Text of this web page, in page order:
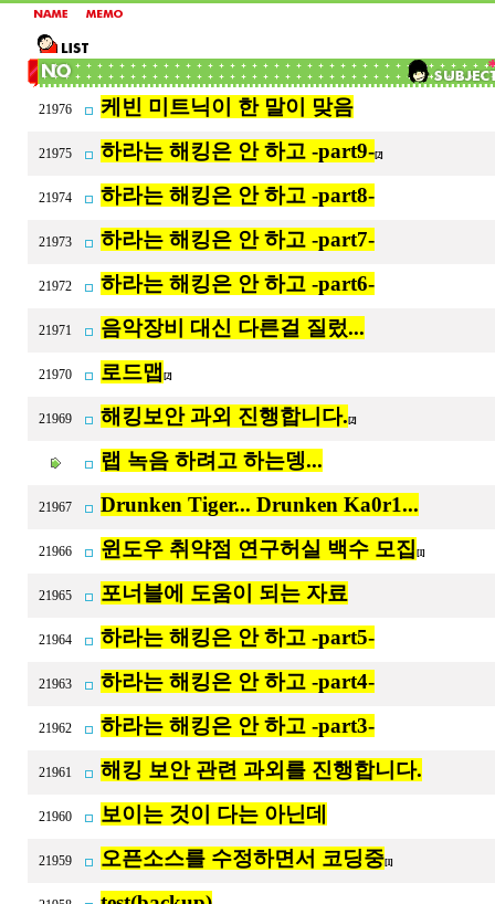
21976 케빈 미트닉이 한 말이 맞음
21975 하라는 해킹은 안 하고 -part9-[2]
21974 하라는 해킹은 안 하고 -part8-
21973 하라는 해킹은 안 하고 -part7-
21972 하라는 해킹은 안 하고 -part6-
21971 음악장비 대신 다른걸 질렀...
21970 로드맵 [2]
21969 해킹보안 과외 진행합니다. [2]
랩 녹음 하려고 하는뎅...
21967 Drunken Tiger... Drunken Ka0r1...
21966 윈도우 취약점 연구허실 백수 모집 [1]
21965 포너블에 도움이 되는 자료
21964 하라는 해킹은 안 하고 -part5-
21963 하라는 해킹은 안 하고 -part4-
21962 하라는 해킹은 안 하고 -part3-
21961 해킹 보안 관련 과외를 진행합니다.
21960 보이는 것이 다는 아닌데
21959 오픈소스를 수정하면서 코딩중[1]